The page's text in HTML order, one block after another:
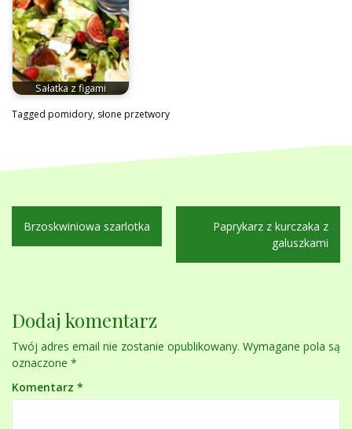
Sałatka z figami
Tagged pomidory, słone przetwory
Nawigacja
wpisu
Brzoskwiniowa szarlotka
Paprykarz z kurczaka z
galuszkami
Dodaj komentarz
Twój adres email nie zostanie opublikowany. Wymagane pola są
oznaczone *
Komentarz *